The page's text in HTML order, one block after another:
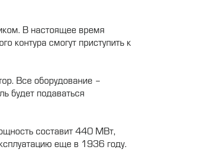
В настоящее время
контура смогут приступить к
Все оборудование –
будет подаваться
составит 440 МВт,
еще в 1936 году.